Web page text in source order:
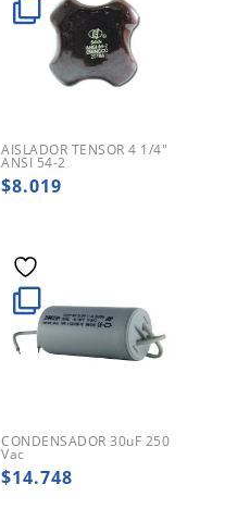
AISLADOR TENSOR 4 1/4″
ANSI 54-2
$8.019
CONDENSADOR 30uF 250
Vac
$14.748